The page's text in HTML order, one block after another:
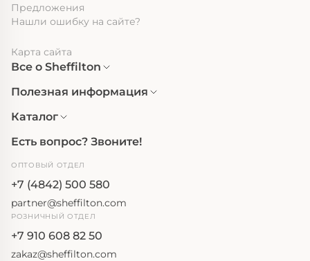
Предложения
Нашли ошибку на сайте?
Карта сайта
Все о Sheffilton
Полезная информация
Каталог
Есть вопрос? Звоните!
ОПТОВЫЙ ОТДЕЛ
+7 (4842) 500 580
partner@sheffilton.com
РОЗНИЧНЫЙ ОТДЕЛ
+7 910 608 82 50
zakaz@sheffilton.com